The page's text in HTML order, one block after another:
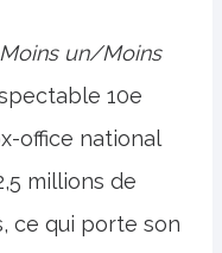
un/Moins
10e
office national
millions de
ce qui porte son